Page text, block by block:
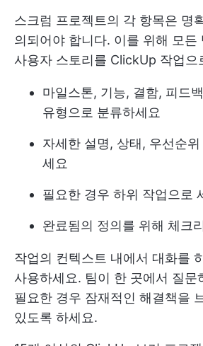
스크럼 프로젝트의 각 항목은 명
의되어야 합니다. 이를 위해 모든
사용자 스토리를 ClickUp 작업으
마일스톤, 기능, 결함, 피드
유형으로 분류하세요
자세한 설명, 상태, 우선순
세요
필요한 경우 하위 작업으로
완료됨의 정의를 위해 체크
작업의 컨텍스트 내에서 대화를
사용하세요. 팀이 한 곳에서 질문
필요한 경우 잠재적인 해결책을
있도록 하세요.